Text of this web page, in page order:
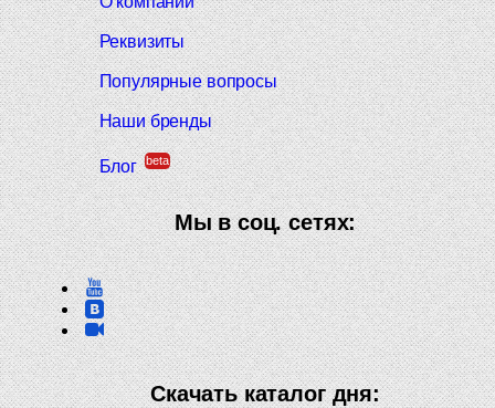
Реквизиты
Популярные вопросы
Наши бренды
Блог beta
Мы в соц. сетях:
Скачать каталог дня: